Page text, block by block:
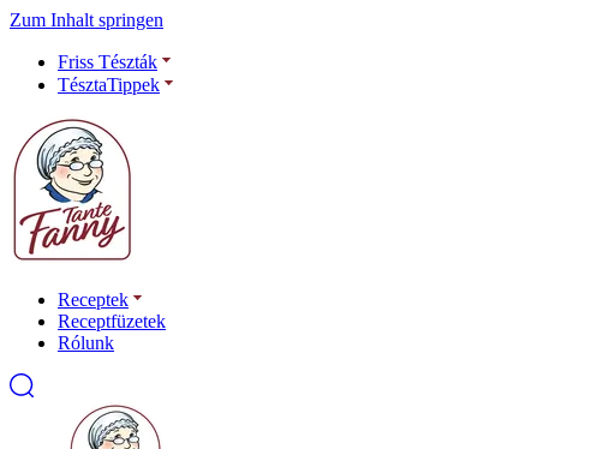
Zum Inhalt springen
Friss Tészták
TésztaTippek
Receptek
Receptfüzetek
Rólunk